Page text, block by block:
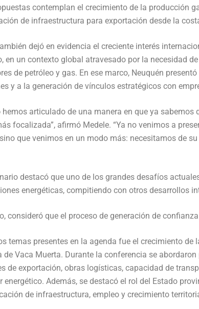
contemplan el crecimiento de la producción
de infraestructura para exportación desde la
dejó en evidencia el creciente interés
en un contexto global atravesado por la necesidad
de petróleo y gas. En ese marco, Neuquén
y a la generación de vínculos estratégicos con
hemos articulado de una manera en que ya
focalizada”, afirmó Medele. “Ya no venimos a
sino que venimos en un modo más: necesitamos de
destacó que uno de los grandes desafíos
energéticas, compitiendo con otros desarrollos
consideró que el proceso de generación de
temas presentes en la agenda fue el crecimiento
de Vaca Muerta. Durante la conferencia se
de exportación, obras logísticas, capacidad de
energético. Además, se destacó el rol del Estado
de infraestructura, empleo y crecimiento